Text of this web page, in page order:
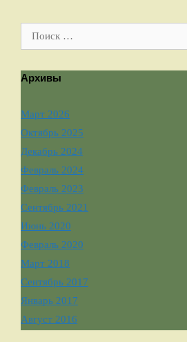
Поиск:
Архивы
Март 2026
Октябрь 2025
Декабрь 2024
Февраль 2024
Февраль 2023
Сентябрь 2021
Июнь 2020
Февраль 2020
Март 2018
Сентябрь 2017
Январь 2017
Август 2016